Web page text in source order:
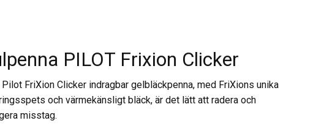
PILOT Frixion Clicker
FriXion Clicker indragbar gelbläckpenna, med FriXions unika
och värmekänsligt bläck, är det lätt att radera och
misstag.